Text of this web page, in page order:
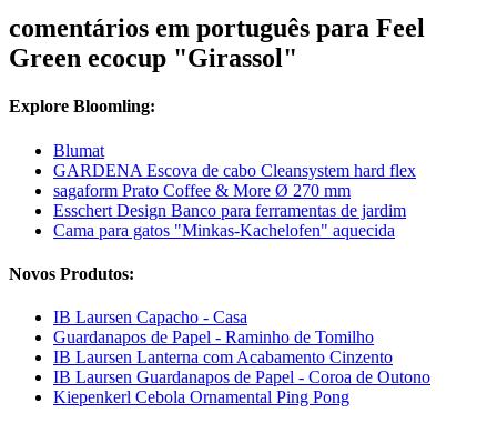
comentários em português para Feel
Green ecocup "Girassol"
Explore Bloomling:
Blumat
GARDENA Escova de cabo Cleansystem hard flex
sagaform Prato Coffee & More Ø 270 mm
Esschert Design Banco para ferramentas de jardim
Cama para gatos "Minkas-Kachelofen" aquecida
Novos Produtos:
IB Laursen Capacho - Casa
Guardanapos de Papel - Raminho de Tomilho
IB Laursen Lanterna com Acabamento Cinzento
IB Laursen Guardanapos de Papel - Coroa de Outono
Kiepenkerl Cebola Ornamental Ping Pong